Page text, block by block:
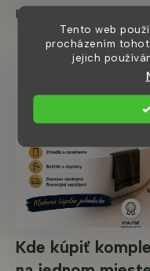
Tento web
procházením
jejich
pozornosť Pri nákupe
Kde kúpiť